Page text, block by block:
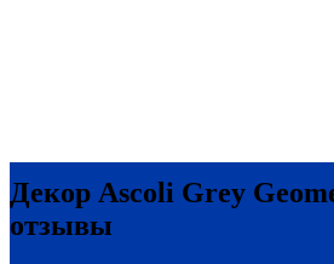
Декор Ascoli Grey
отзывы